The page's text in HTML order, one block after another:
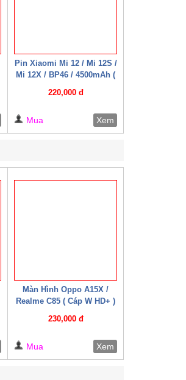
Pin Xiaomi Mi 12 / Mi 12S /
Mi 12X / BP46 / 4500mAh (
220,000 đ
Mua Xem
Màn Hình Oppo A15X /
Realme C85 ( Cáp W HD+ )
230,000 đ
Mua Xem